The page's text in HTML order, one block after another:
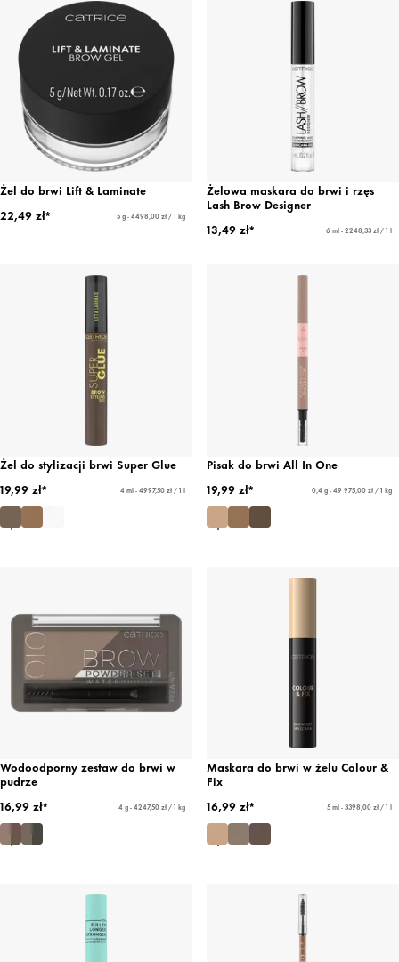
Żel do brwi Lift & Laminate
22,49 zł*
5 g - 4498,00 zł / 1 kg
Żelowa maskara do brwi i rzęs
Lash Brow Designer
13,49 zł*
6 ml - 2248,33 zł / 1 l
Żel do stylizacji brwi Super Glue
19,99 zł*
4 ml - 4997,50 zł / 1 l
Pisak do brwi All In One
19,99 zł*
0,4 g - 49 975,00 zł / 1 kg
Wodoodporny zestaw do brwi w
pudrze
16,99 zł*
4 g - 4247,50 zł / 1 kg
Maskara do brwi w żelu Colour &
Fix
16,99 zł*
5 ml - 3398,00 zł / 1 l